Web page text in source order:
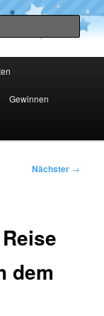
Gewinnen
Nächster →
dem